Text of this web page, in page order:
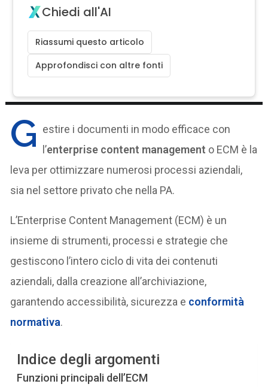
Chiedi all'AI
Riassumi questo articolo
Approfondisci con altre fonti
G estire i documenti in modo efficace con
l’enterprise content management o ECM è la
leva per ottimizzare numerosi processi aziendali,
sia nel settore privato che nella PA.
L’Enterprise Content Management (ECM) è un
insieme di strumenti, processi e strategie che
gestiscono l’intero ciclo di vita dei contenuti
aziendali, dalla creazione all’archiviazione,
garantendo accessibilità, sicurezza e conformità
normativa.
Indice degli argomenti
Funzioni principali dell’ECM